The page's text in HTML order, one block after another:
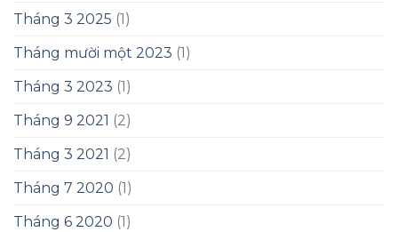
Tháng 3 2025 (1)
Tháng mười một 2023 (1)
Tháng 3 2023 (1)
Tháng 9 2021 (2)
Tháng 3 2021 (2)
Tháng 7 2020 (1)
Tháng 6 2020 (1)